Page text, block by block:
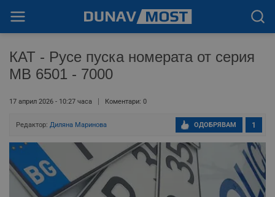
КАТ - Русе пуска номерата от серия
МВ 6501 - 7000
17 април 2026 - 10:27 часа Коментари: 0
Редактор: Диляна Маринова 1
ОДОБРЯВАМ